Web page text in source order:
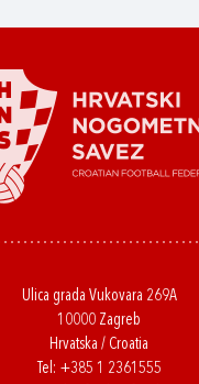
Ulica grada Vukovara 269A
10000 Zagreb
Hrvatska / Croatia
Tel: +385 1 2361555